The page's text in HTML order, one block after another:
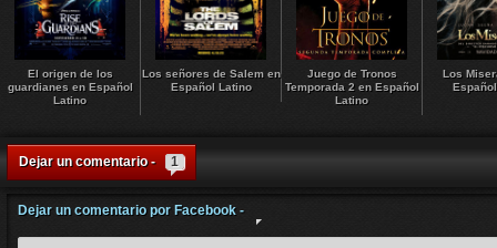
El origen de los
guardianes en Español
Latino
Los señores de Salem en
Español Latino
Juego de Tronos
Temporada 2 en Español
Latino
Los
Dejar un comentario - 1
Dejar un comentario por Facebook -